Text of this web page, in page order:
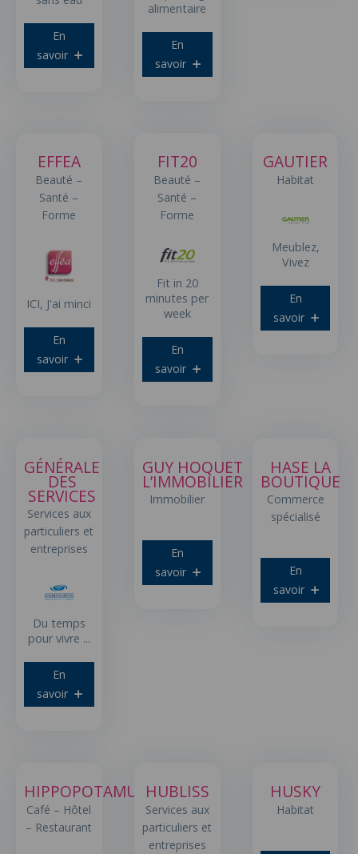
En
savoir
alimentaire
En
savoir
EFFEA
Beauté –
Santé –
Forme
ICI, J'ai minci
En
savoir
FIT20
Beauté –
Santé –
Forme
Fit in 20
minutes per
week
En
savoir
GAUTIER
Habitat
Meublez,
Vivez
En
savoir
GÉNÉRALE
DES
SERVICES
Services aux
particuliers et
entreprises
Du temps
pour vivre ...
En
savoir
GUY HOQUET
L’IMMOBILIER
Immobilier
En
savoir
HASE LA
BOUTIQUE
Commerce
spécialisé
En
savoir
HIPPOPOTAMUS
Café – Hôtel
– Restaurant
HUBLISS
Services aux
particuliers et
entreprises
HUSKY
Habitat